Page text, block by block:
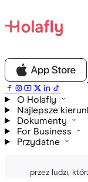
O Holafly
Najlepsze
Dokumenty
For Business
Przydatne
przez ludzi,